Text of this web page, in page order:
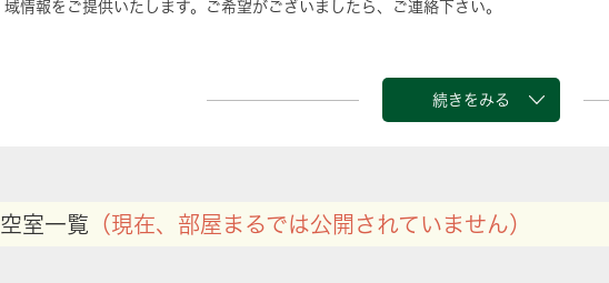
域情報をご提供いたします。ご希望がございましたら、ご連絡下さい。
続きをみる
空室一覧 （現在、部屋まるでは公開されていません）